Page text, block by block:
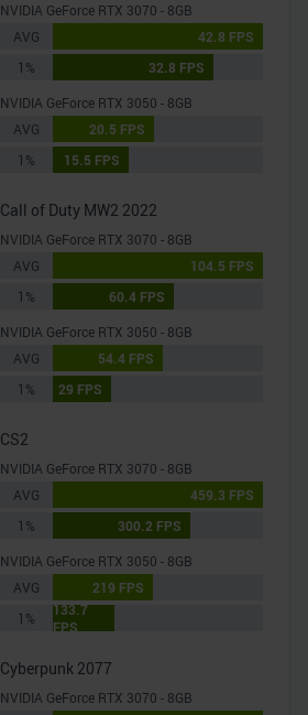
NVIDIA GeForce RTX 3070 - 8GB
AVG
42.8 FPS
1%
32.8 FPS
NVIDIA GeForce RTX 3050 - 8GB
AVG
20.5 FPS
1%
15.5 FPS
Call of Duty MW2 2022
NVIDIA GeForce RTX 3070 - 8GB
AVG
104.5 FPS
1%
60.4 FPS
NVIDIA GeForce RTX 3050 - 8GB
AVG
54.4 FPS
1%
29 FPS
CS2
NVIDIA GeForce RTX 3070 - 8GB
AVG
459.3 FPS
1%
300.2 FPS
NVIDIA GeForce RTX 3050 - 8GB
AVG
219 FPS
1%
133.7
FPS
Cyberpunk 2077
NVIDIA GeForce RTX 3070 - 8GB